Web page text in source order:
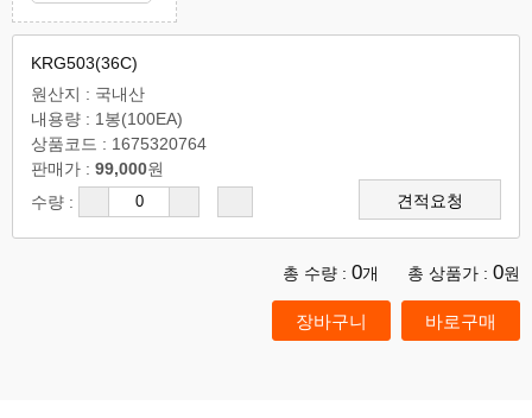
KRG503(36C)
원산지 : 국내산
내용량 : 1봉(100EA)
상품코드 : 1675320764
판매가 : 99,000원
수량 :
견적요청
총 수량 : 0개 총 상품가 : 0원